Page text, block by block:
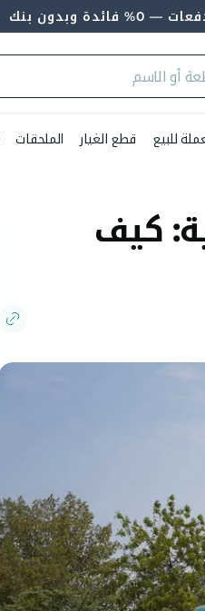
للبيع قطع الغيار الملحقات
كيف